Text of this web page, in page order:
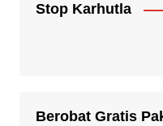
Stop Karhutla
Berobat Gratis